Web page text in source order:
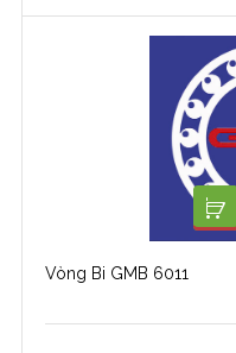
Vòng Bi GMB 6011